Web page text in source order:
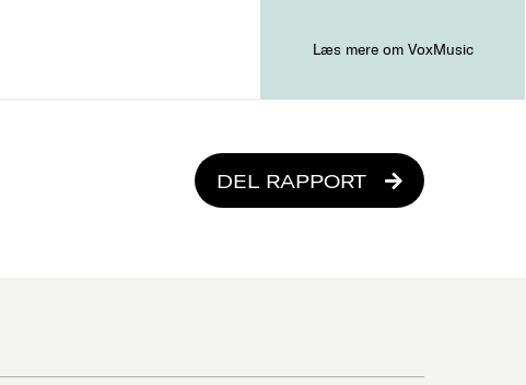
Læs mere om VoxMusic
DEL RAPPORT